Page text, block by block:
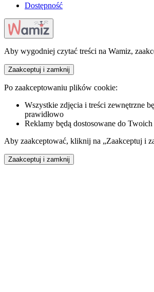
Dostępność
Aby wygodniej czytać treści na Wamiz,
Zaakceptuj i zamknij
Po zaakceptowaniu plików cookie:
Wszystkie zdjęcia i treści zewnętrzne
prawidłowo
Reklamy będą dostosowane do
Aby zaakceptować, kliknij na „Zaakceptuj i
Zaakceptuj i zamknij